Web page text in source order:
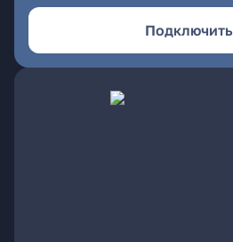
Подключить